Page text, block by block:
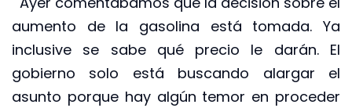
aumento de la gasolina está tomada. Ya
inclusive se sabe qué precio le darán. El
gobierno solo está buscando alargar el
asunto porque hay algún temor en proceder